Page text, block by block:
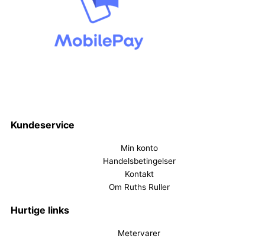
Kundeservice
Min konto
Handelsbetingelser
Kontakt
Om Ruths Ruller
Hurtige links
Metervarer